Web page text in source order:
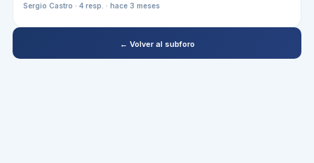
Sergio Castro · 4resp. · hace 3 meses
← Volver al subforo